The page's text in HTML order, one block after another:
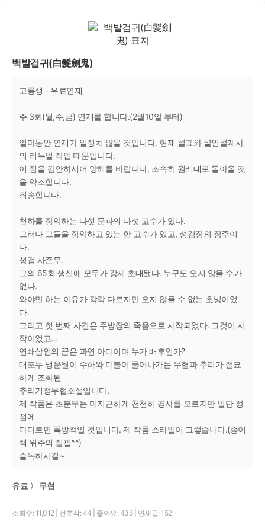
백발검귀(白髮劍鬼)
고룡생 - 유료연재
주 3회(월,수,금) 연재를 합니다.(2월10일 부터)
얼마동안 연재가 일정치 않을 것입니다. 현재 설표와 살인설계사
의 리뉴얼 작업 때문입니다.
이 점을 감안하시어 양해를 바랍니다. 조속히 원래대로 돌아올 것
을 약조합니다.
죄송합니다.
천하를 장악하는 다섯 문파의 다섯 고수가 있다.
그러나 그들을 장악하고 있는 한 고수가 있고, 성검장의 장주이
다.
성검 사존무.
그의 65회 생신에 모두가 강제 초대됐다. 누구도 오지 않을 수가
없다.
와야만 하는 이유가 각각 다르지만 오지 않을 수 없는 초빙이었
다.
그리고 첫 번째 사건은 주방장의 죽음으로 시작되었다. 그것이 시
작이었고...
연쇄살인의 끝은 과연 아디이며 누가 배후인가?
대포두 냉운월이 수하와 더불어 풀어나가는 무협과 추리가 절묘
하게 조화된
추리기정무협소설입니다.
제 작품은 초분부는 미지근하게 천천히 경사를 오르지만 일단 정
점에
다다르면 폭방적일 것입니다. 제 작품 스타일이 그렇습니다.(종이
책 위주의 집필^^)
즐독하시길~
유료 〉 무협
조회수: 11,012 선호작: 44 좋아요: 436 연재글: 152